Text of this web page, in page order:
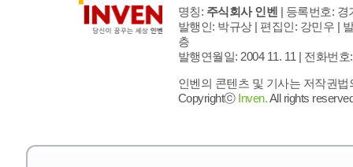
명칭: 주식회사 인벤 | 등록번호: 경
발행인: 박규상 | 편집인: 강민우 |
층
발행연월일: 2004 11. 11 | 전화번호
인벤의 콘텐츠 및 기사는 저작권
Copyrightⓒ Inven.All rights